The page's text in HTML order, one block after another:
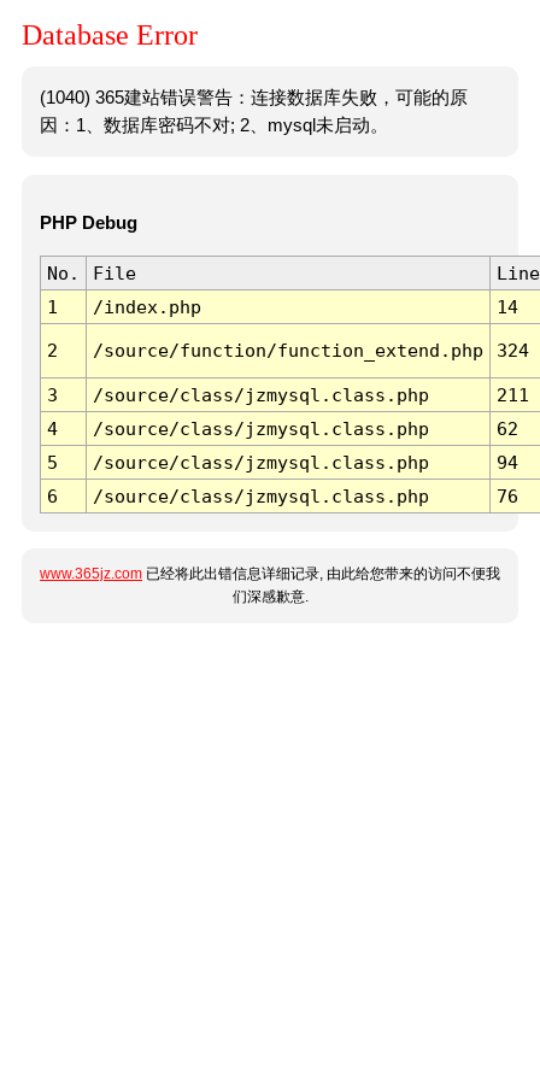
Database Error
(1040) 365建站错误警告：连接数据库失败，可能的原
因：1、数据库密码不对; 2、mysql未启动。
PHP Debug
No. File
Line
1
/index.php 14
2 /source/function/function_extend.php 324
3 /source/class/jzmysql.class.php
211
4
/source/class/jzmysql.class.php
62
5
/source/class/jzmysql.class.php
94
6
/source/class/jzmysql.class.php 76
www.365jz.com 已经将此出错信息详细记录, 由此给您带来的访问不便我
们深感歉意.